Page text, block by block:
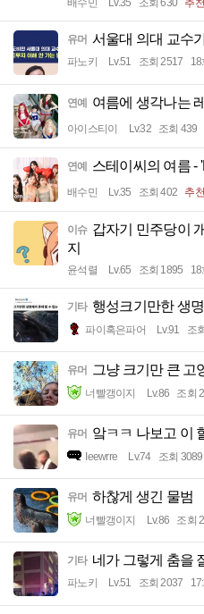
유머 서울대 의대 교수
파노키 Lv.51 조회 2517
연예 여름에 생각나는
아이스티이 Lv.32 조회 439
연예 스테이씨의 여름 -
배수민 Lv.35 조회 402 추
이슈 갑자기 민주당이
지
윤석렬 Lv.65 조회 1895
기타 행성크기만한 생
파이혹은파어 Lv.91 조
유머 그냥 크기만 큰 고
너빨갱이지 Lv.86 조회
유머 앜ㅋㅋ 나보고 이
Ieewrre Lv.74 조회 3089
유머 하찮게 생긴 물범
너빨갱이지 Lv.86 조회
기타 네가 그렇게 춤을
파노키 Lv.51 조회 2037